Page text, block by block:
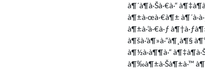
à¶´à¶­à·Šà·€à·“
à¶±à·œà·€à¶±
à¶±à·’à·€à·ƒ
à¶šà·’à¶»à·“à¶¸à¶§
à¶½à·à¶¶à·“
à¶‰à¶±à·Šà¶±à·™